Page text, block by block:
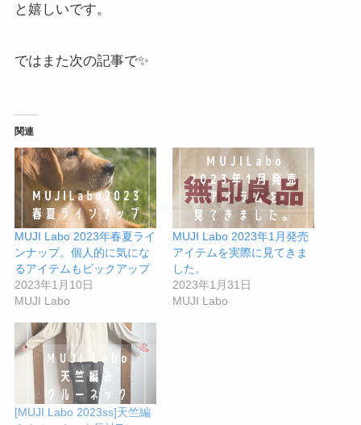
と嬉しいです。
ではまた次の記事で✨
関連
MUJI Labo 2023年春夏ライ
ンナップ。個人的に気にな
るアイテムもピックアップ
2023年1月10日
MUJI Labo
MUJI Labo 2023年1月発売
アイテムを実際に見てきま
した。
2023年1月31日
MUJI Labo
[MUJI Labo 2023ss]天竺編